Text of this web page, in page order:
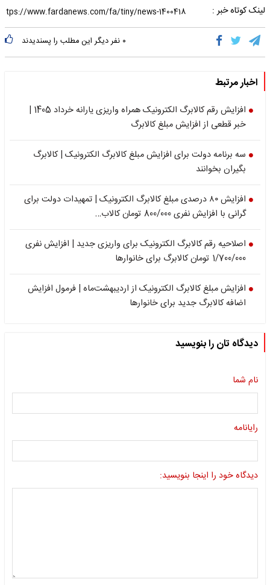
لینک کوتاه خبر :
۰ نفر دیگر این مطلب را پسندیدند
اخبار مرتبط
افزایش رقم کالابرگ الکترونیک همراه واریزی یارانه خرداد 1405 |
خبر قطعی از افزایش مبلغ کالابرگ
سه برنامه دولت برای افزایش مبلغ کالابرگ الکترونیک | کالابرگ
بگیران بخوانند
افزایش ۸۰ درصدی مبلغ کالابرگ الکترونیک | تمهیدات دولت برای
گرانی با افزایش نفری 800/000 تومان کالاب…
اصلاحیه رقم کالابرگ الکترونیک برای واریزی جدید | افزایش نفری
1/700/000 تومان کالابرگ برای خانوارها
افزایش مبلغ کالابرگ الکترونیک از اردیبهشت‌ماه | فرمول افزایش
اضافه کالابرگ جدید برای خانوارها
دیدگاه تان را بنویسید
نام شما
رایانامه
دیدگاه خود را اینجا بنویسید: